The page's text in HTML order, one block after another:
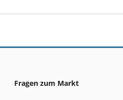
Fragen zum Markt